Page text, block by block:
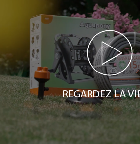
REGARDEZ LA